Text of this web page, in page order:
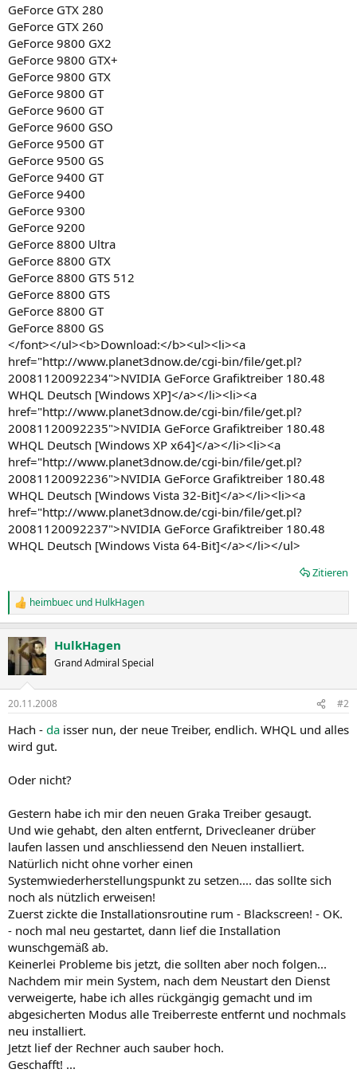
GeForce GTX 280
GeForce GTX 260
GeForce 9800 GX2
GeForce 9800 GTX+
GeForce 9800 GTX
GeForce 9800 GT
GeForce 9600 GT
GeForce 9600 GSO
GeForce 9500 GT
GeForce 9500 GS
GeForce 9400 GT
GeForce 9400
GeForce 9300
GeForce 9200
GeForce 8800 Ultra
GeForce 8800 GTX
GeForce 8800 GTS 512
GeForce 8800 GTS
GeForce 8800 GT
GeForce 8800 GS
</font></ul><b>Download:</b><ul><li><a
href="http://www.planet3dnow.de/cgi-bin/file/get.pl?
20081120092234">NVIDIA GeForce Grafiktreiber 180.48
WHQL Deutsch [Windows XP]</a></li><li><a
href="http://www.planet3dnow.de/cgi-bin/file/get.pl?
20081120092235">NVIDIA GeForce Grafiktreiber 180.48
WHQL Deutsch [Windows XP x64]</a></li><li><a
href="http://www.planet3dnow.de/cgi-bin/file/get.pl?
20081120092236">NVIDIA GeForce Grafiktreiber 180.48
WHQL Deutsch [Windows Vista 32-Bit]</a></li><li><a
href="http://www.planet3dnow.de/cgi-bin/file/get.pl?
20081120092237">NVIDIA GeForce Grafiktreiber 180.48
WHQL Deutsch [Windows Vista 64-Bit]</a></li></ul>
Zitieren
R
e
t
e
:
heimbuec und HulkHagen
HulkHagen
Grand Admiral Special
20.11.2008 #2
Hach - da isser nun, der neue Treiber, endlich. WHQL und alles
wird gut.
Oder nicht?
Gestern habe ich mir den neuen Graka Treiber gesaugt.
Und wie gehabt, den alten entfernt, Drivecleaner drüber
laufen lassen und anschliessend den Neuen installiert.
Natürlich nicht ohne vorher einen
Systemwiederherstellungspunkt zu setzen.... das sollte sich
noch als nützlich erweisen!
Zuerst zickte die Installationsroutine rum - Blackscreen! - OK.
- noch mal neu gestartet, dann lief die Installation
wunschgemäß ab.
Keinerlei Probleme bis jetzt, die sollten aber noch folgen...
Nachdem mir mein System, nach dem Neustart den Dienst
verweigerte, habe ich alles rückgängig gemacht und im
abgesicherten Modus alle Treiberreste entfernt und nochmals
neu installiert.
Jetzt lief der Rechner auch sauber hoch.
Geschafft! ...